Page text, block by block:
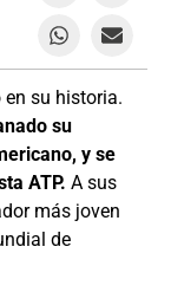
su historia.
su
y se
ATP. A sus
más joven
de